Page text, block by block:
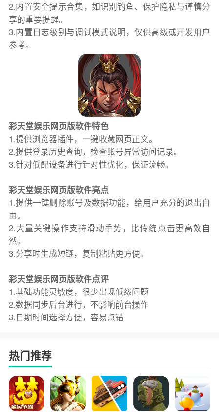
2.内置安全提示合集，如识别钓鱼、保护隐私与谨慎分
享的重要提醒。
3.内置日志级别与调试模式说明，仅供高级或开发用户
参考。
彩天堂娱乐网页版软件特色
1.提供浏览器插件，一键收藏网页正文。
2.提供登录历史查询，检查账号异常访问记录。
3.针对低配设备进行针对性优化，保证流畅。
彩天堂娱乐网页版软件亮点
1.提供一键删除账号及数据功能，给用户充分的退出自
由。
2.大量关键操作支持滑动手势，比传统点击更高效自
然。
3.分享时生成短链，复制粘贴更方便。
彩天堂娱乐网页版软件点评
1.基础功能灵敏度，很少出现低级问题
2.数据同步后台进行，不影响前台操作
3.日期时间选择方便，容易点错
热门推荐